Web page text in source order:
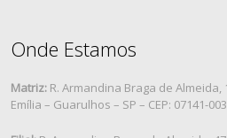
Onde Estamos
Matriz: R. Armandina Braga de Almeida,
Emília – Guarulhos – SP – CEP: 07141-003